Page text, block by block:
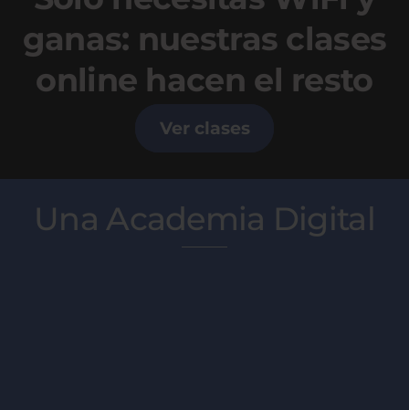
ganas: nuestras clases
online hacen el resto
Ver clases
Una Academia Digital